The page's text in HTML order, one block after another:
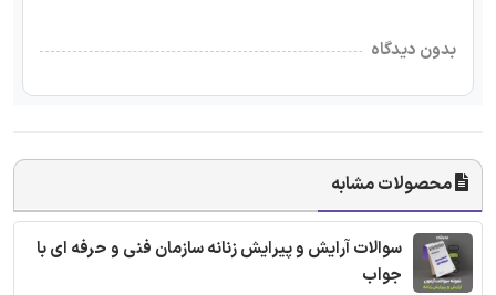
بدون دیدگاه
محصولات مشابه
سوالات آرایش و پیرایش زنانه سازمان فنی و حرفه ای با
جواب